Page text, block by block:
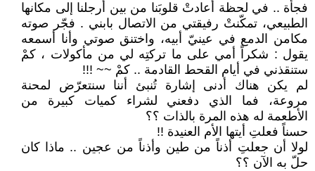
فجأة .. في لحظة أعادتْ قلوبَنا من بين أرجلنا إلى مكانها
الطبيعي، تمكّنتْ رفيقتي من الاتصال بابني . فجّر صوته
مكامن الدمع في عينيّ أبيه، واختنق صوتي وأنا أسمعه
يقول : شكراً أمي على ما تركتِه لي من مأكولات ، كمْ
ستنقذني في أيام القحط القادمة .. كمْ ~~ !!!
لم يكن هناك أدنى إشارة تُنبئ أننا سنتعرّض لمحنة
مروعة، فما الذي دفعني لشراء كميات كبيرة من
الأطعمة له هذه المرة بالذات ؟؟
حسناً فعلتِ أيتها الأم العنيدة !!
لولا أن جعلتِ أذناً من طين وأذناً من عجين .. ماذا كان
حلّ به الآن ؟؟